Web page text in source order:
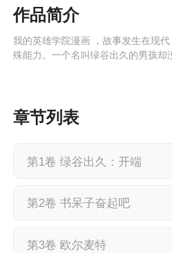
作品简介
我的英雄学院漫画 ，故事发生在现
殊能力。一个名叫绿谷出久的男孩却
章节列表
第1卷 绿谷出久：开端
第2卷 书呆子奋起吧
第3卷 欧尔麦特